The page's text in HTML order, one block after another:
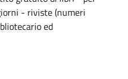
- riviste (numeri
ed